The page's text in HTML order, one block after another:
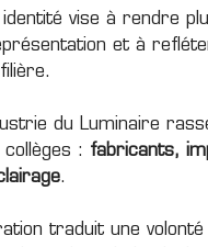
identité vise à rendre
et à
du Luminaire
: fabricants,
.
traduit une